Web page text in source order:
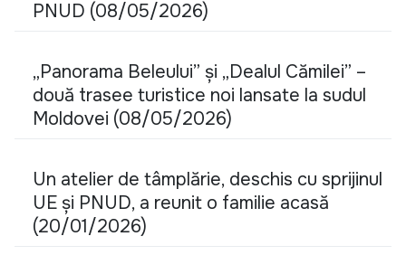
PNUD (08/05/2026)
„Panorama Beleului” și „Dealul Cămilei” –
două trasee turistice noi lansate la sudul
Moldovei (08/05/2026)
Un atelier de tâmplărie, deschis cu sprijinul
UE și PNUD, a reunit o familie acasă
(20/01/2026)